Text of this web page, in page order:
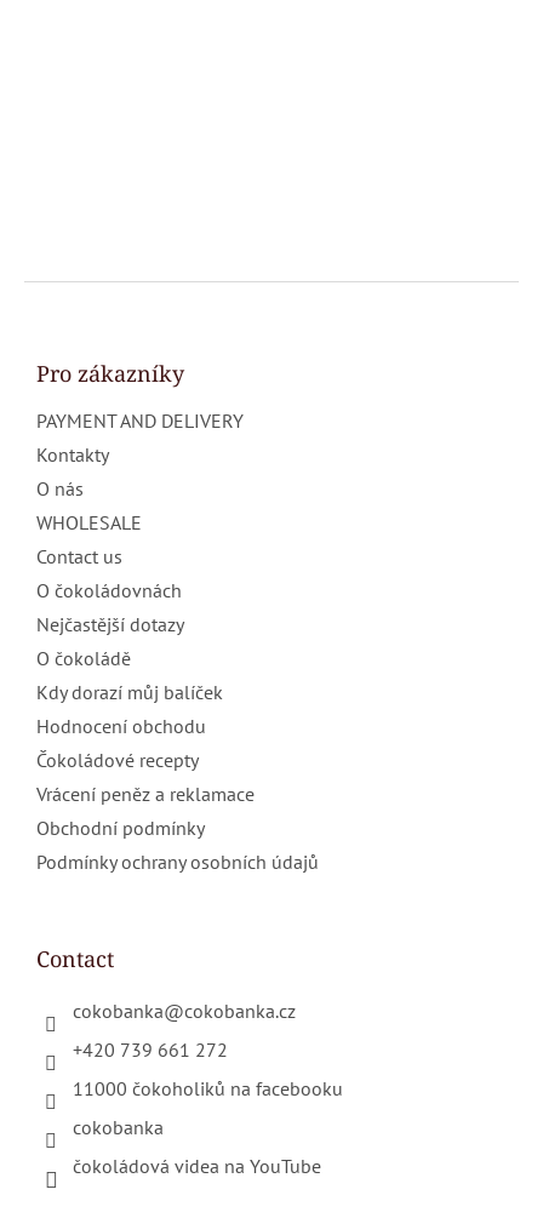
F
Pro zákazníky
PAYMENT AND DELIVERY
Kontakty
O nás
WHOLESALE
Contact us
O čokoládovnách
Nejčastější dotazy
O čokoládě
Kdy dorazí můj balíček
Hodnocení obchodu
Čokoládové recepty
Vrácení peněz a reklamace
Obchodní podmínky
Podmínky ochrany osobních údajů
Contact
cokobanka@cokobanka.cz
+420 739 661 272
11000 čokoholiků na facebooku
cokobanka
čokoládová videa na YouTube